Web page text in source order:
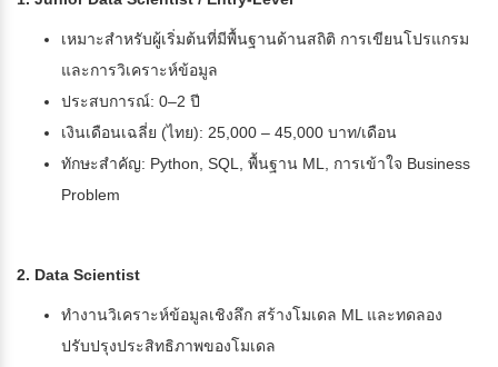
เหมาะสำหรับผู้เริ่มต้นที่มีพื้นฐานด้านสถิติ การเขียนโปรแกรม
และการวิเคราะห์ข้อมูล
ประสบการณ์: 0–2 ปี
เงินเดือนเฉลี่ย (ไทย): 25,000 – 45,000 บาท/เดือน
ทักษะสำคัญ: Python, SQL, พื้นฐาน ML, การเข้าใจ Business
Problem
2. Data Scientist
ทำงานวิเคราะห์ข้อมูลเชิงลึก สร้างโมเดล ML และทดลอง
ปรับปรุงประสิทธิภาพของโมเดล